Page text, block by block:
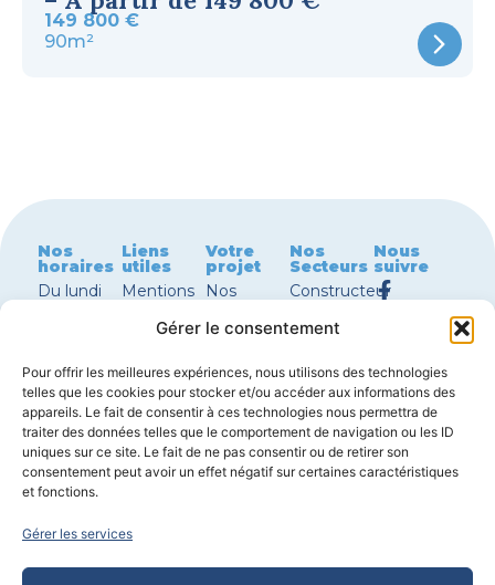
Gérer le consentement
Pour offrir les meilleures expériences, nous utilisons des technologies
telles que les cookies pour stocker et/ou accéder aux informations des
appareils. Le fait de consentir à ces technologies nous permettra de
traiter des données telles que le comportement de navigation ou les ID
uniques sur ce site. Le fait de ne pas consentir ou de retirer son
consentement peut avoir un effet négatif sur certaines caractéristiques
et fonctions.
Gérer les services
149 800 €
90m²
Nos
horaires
Du lundi
13h30 –
18h00
Vendredi
8h30 –
12h00 |
14h00 –
Liens
utiles
Mentions
Nous
Garanties
de
constructions
Réglementations
environnementales
Votre
projet
Nos
vendre
maisons à
vendre
avec
terrain
Nos plans
maison
Nos
Secteurs
Constructeur
Périgueux
maison
Bergerac
Constructeur
maison
Sarlat
Constructeur
Nous
suivre